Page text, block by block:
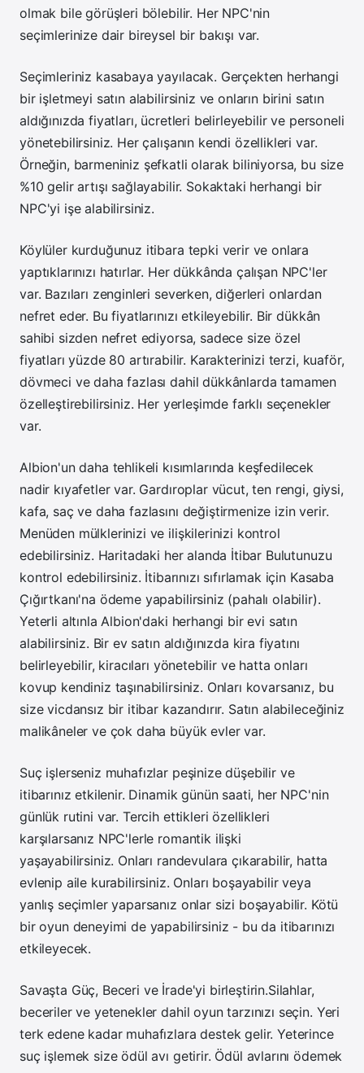
olmak bile görüşleri bölebilir. Her NPC'nin
seçimlerinize dair bireysel bir bakışı var.
Seçimleriniz kasabaya yayılacak. Gerçekten herhangi
bir işletmeyi satın alabilirsiniz ve onların birini satın
aldığınızda fiyatları, ücretleri belirleyebilir ve personeli
yönetebilirsiniz. Her çalışanın kendi özellikleri var.
Örneğin, barmeniniz şefkatli olarak biliniyorsa, bu size
%10 gelir artışı sağlayabilir. Sokaktaki herhangi bir
NPC'yi işe alabilirsiniz.
Köylüler kurduğunuz itibara tepki verir ve onlara
yaptıklarınızı hatırlar. Her dükkânda çalışan NPC'ler
var. Bazıları zenginleri severken, diğerleri onlardan
nefret eder. Bu fiyatlarınızı etkileyebilir. Bir dükkân
sahibi sizden nefret ediyorsa, sadece size özel
fiyatları yüzde 80 artırabilir. Karakterinizi terzi, kuaför,
dövmeci ve daha fazlası dahil dükkânlarda tamamen
özelleştirebilirsiniz. Her yerleşimde farklı seçenekler
var.
Albion'un daha tehlikeli kısımlarında keşfedilecek
nadir kıyafetler var. Gardıroplar vücut, ten rengi, giysi,
kafa, saç ve daha fazlasını değiştirmenize izin verir.
Menüden mülklerinizi ve ilişkilerinizi kontrol
edebilirsiniz. Haritadaki her alanda İtibar Bulutunuzu
kontrol edebilirsiniz. İtibarınızı sıfırlamak için Kasaba
Çığırtkanı'na ödeme yapabilirsiniz (pahalı olabilir).
Yeterli altınla Albion'daki herhangi bir evi satın
alabilirsiniz. Bir ev satın aldığınızda kira fiyatını
belirleyebilir, kiracıları yönetebilir ve hatta onları
kovup kendiniz taşınabilirsiniz. Onları kovarsanız, bu
size vicdansız bir itibar kazandırır. Satın alabileceğiniz
malikâneler ve çok daha büyük evler var.
Suç işlerseniz muhafızlar peşinize düşebilir ve
itibarınız etkilenir. Dinamik günün saati, her NPC'nin
günlük rutini var. Tercih ettikleri özellikleri
karşılarsanız NPC'lerle romantik ilişki
yaşayabilirsiniz. Onları randevulara çıkarabilir, hatta
evlenip aile kurabilirsiniz. Onları boşayabilir veya
yanlış seçimler yaparsanız onlar sizi boşayabilir. Kötü
bir oyun deneyimi de yapabilirsiniz - bu da itibarınızı
etkileyecek.
Savaşta Güç, Beceri ve İrade'yi birleştirin.Silahlar,
beceriler ve yetenekler dahil oyun tarzınızı seçin. Yeri
terk edene kadar muhafızlara destek gelir.Yeterince
suç işlemek size ödül avı getirir. Ödül avlarını ödemek